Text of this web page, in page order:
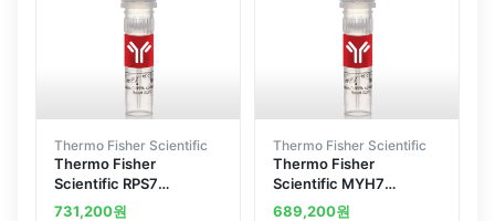
Thermo Fisher Scientific
Thermo Fisher
Scientific RPS7
Polyclonal Antibody
731,200원
Thermo Fisher Scientific
Thermo Fisher
Scientific MYH7
Polyclonal Antibody
689,200원